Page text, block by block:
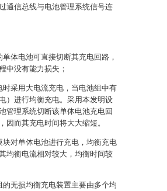
通信总线与电池管理系统信号连
体电池可直接切断其充电回路，
中没有能力损失；
时采用大电流充电，当电池组中有
）进行均衡充电。采用本发明设
管理系统切断该单体电池充电回
因而其充电时间将大大缩短。
块对单体电池进行充电，均衡充电
均衡电流相对较大，均衡时间较
的无损均衡充电装置主要由多个均